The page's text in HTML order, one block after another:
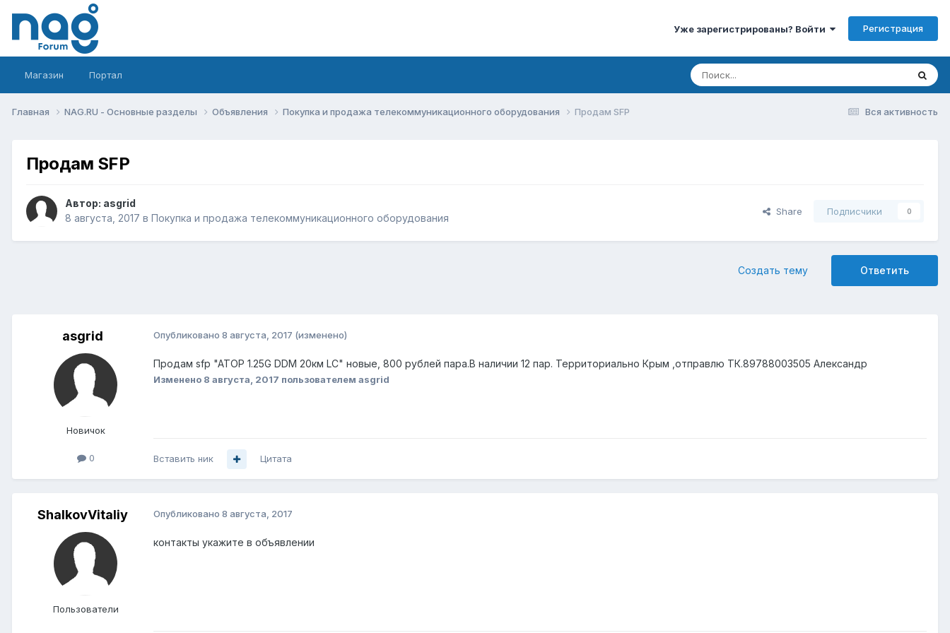
Уже зарегистрированы? Войти Регистрация
Магазин Портал
Вся активность
Главная NAG.RU - Основные разделы Объявления Покупка и продажа телекоммуникационного оборудования Продам SFP
Продам SFP
Автор: asgrid
8 августа, 2017 в Покупка и продажа телекоммуникационного оборудования
Share Подписчики 0
Ответить
Создать тему
asgrid
Новичок
0
Опубликовано 8 августа, 2017 (изменено)
Продам sfp "ATOP 1.25G DDM 20км LC" новые, 800 рублей пара.В наличии 12 пар. Территориально Крым ,отправлю ТК.89788003505 Александр
Изменено 8 августа, 2017 пользователем asgrid
Вставить ник Цитата
ShalkovVitaliy
Пользователи
Опубликовано 8 августа, 2017
контакты укажите в объявлении